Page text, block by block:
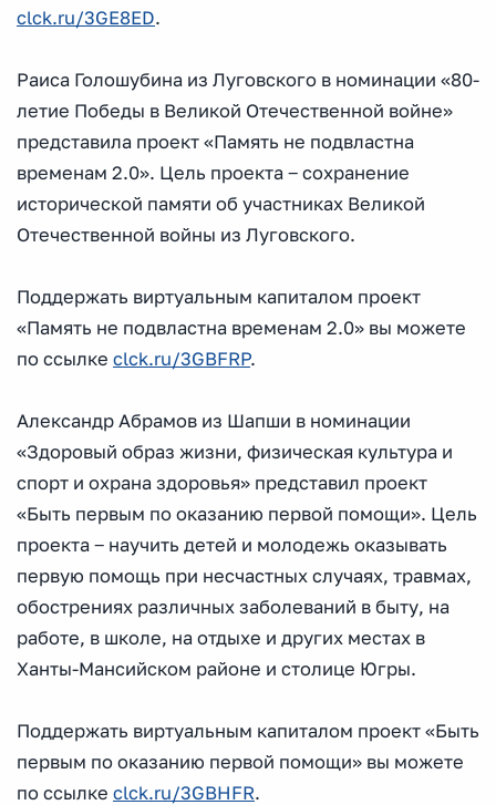
clck.ru/3GE8ED.
Раиса Голошубина из Луговского в номинации «80-
летие Победы в Великой Отечественной войне»
представила проект «Память не подвластна
временам 2.0». Цель проекта ‒ сохранение
исторической памяти об участниках Великой
Отечественной войны из Луговского.
Поддержать виртуальным капиталом проект
«Память не подвластна временам 2.0» вы можете
по ссылке clck.ru/3GBFRP.
Александр Абрамов из Шапши в номинации
«Здоровый образ жизни, физическая культура и
спорт и охрана здоровья» представил проект
«Быть первым по оказанию первой помощи». Цель
проекта ‒ научить детей и молодежь оказывать
первую помощь при несчастных случаях, травмах,
обострениях различных заболеваний в быту, на
работе, в школе, на отдыхе и других местах в
Ханты-Мансийском районе и столице Югры.
Поддержать виртуальным капиталом проект «Быть
первым по оказанию первой помощи» вы можете
по ссылке clck.ru/3GBHFR.